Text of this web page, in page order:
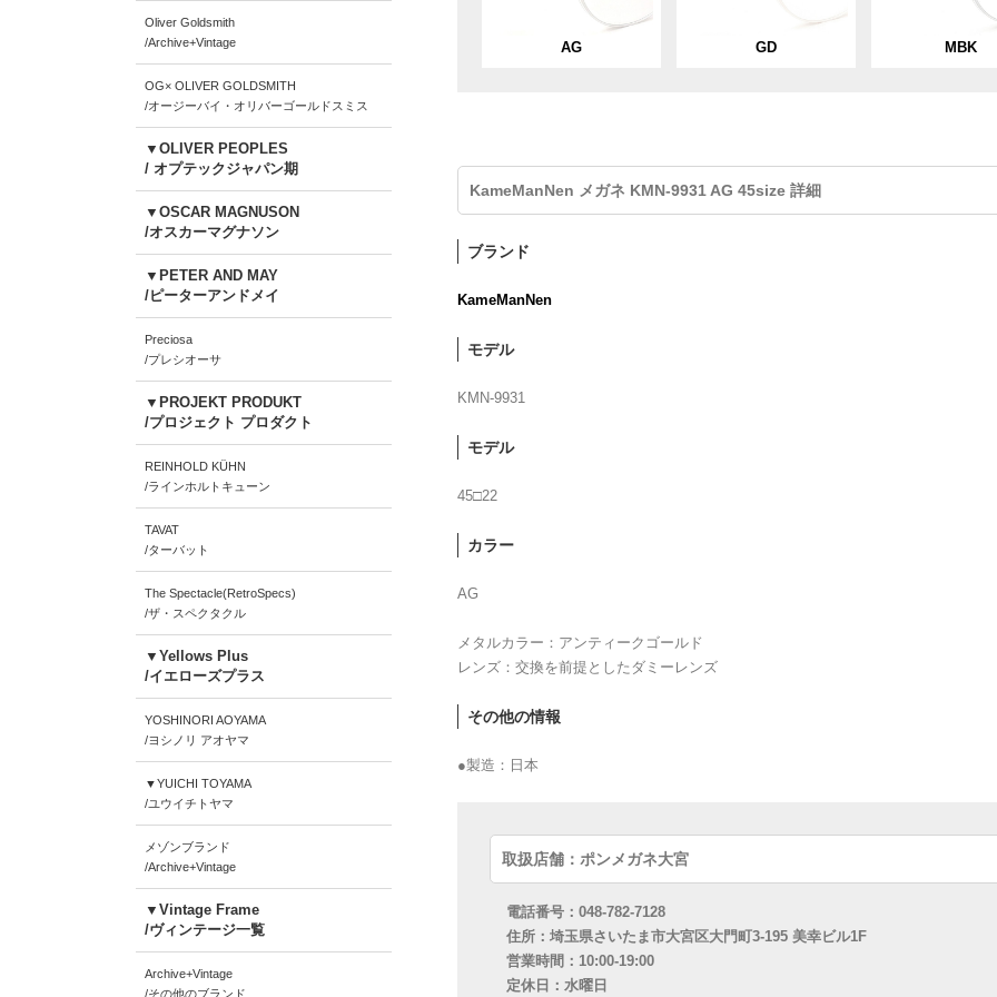
AG GD MBK
KameManNen メガネ KMN-9931 AG 45size 詳細
ブランド
KameManNen
モデル
KMN-9931
モデル
45□22
カラー
AG
メタルカラー：アンティークゴールド
レンズ：交換を前提としたダミーレンズ
その他の情報
●製造：日本
取扱店舗：ポンメガネ大宮
電話番号：048-782-7128
住所：埼玉県さいたま市大宮区大門町3-195 美幸ビル1F
営業時間：10:00-19:00
定休日：水曜日
Oliver Goldsmith
/Archive+Vintage
OG× OLIVER GOLDSMITH
/オージーバイ・オリバーゴールドスミス
▼OLIVER PEOPLES
/ オプテックジャパン期
▼OSCAR MAGNUSON
/オスカーマグナソン
▼PETER AND MAY
/ピーターアンドメイ
Preciosa
/プレシオーサ
▼PROJEKT PRODUKT
/プロジェクト プロダクト
REINHOLD KÜHN
/ラインホルトキューン
TAVAT
/ターバット
The Spectacle(RetroSpecs)
/ザ・スペクタクル
▼Yellows Plus
/イエローズプラス
YOSHINORI AOYAMA
/ヨシノリ アオヤマ
▼YUICHI TOYAMA
/ユウイチトヤマ
メゾンブランド
/Archive+Vintage
▼Vintage Frame
/ヴィンテージ一覧
Archive+Vintage
/その他のブランド